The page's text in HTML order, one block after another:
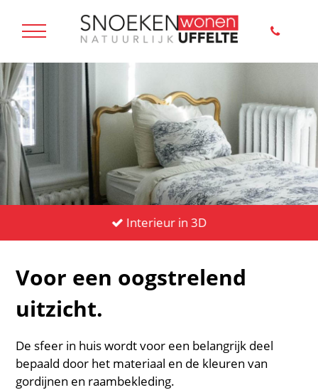
Interieur in 3D
Voor een oogstrelend
uitzicht.
De sfeer in huis wordt voor een belangrijk deel
bepaald door het materiaal en de kleuren van
gordijnen en raambekleding.